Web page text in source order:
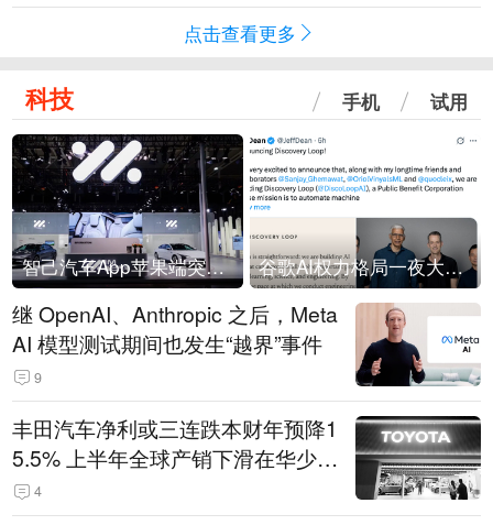
点击查看更多
科技 手机 试用
智己汽车App苹果端突然“下架” 谷歌AI权力格局一夜大洗牌
继 OpenAI、Anthropic 之后，Meta
AI 模型测试期间也发生“越界”事件
9
丰田汽车净利或三连跌本财年预降1
5.5% 上半年全球产销下滑在华少卖
14.3万辆
4